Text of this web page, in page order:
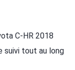
C-HR 2018
suivi tout au long